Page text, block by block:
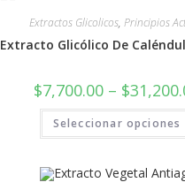
Extractos Glicolicos, Principios
Extracto Glicólico De
$7,700.00 – $
Seleccionar opciones